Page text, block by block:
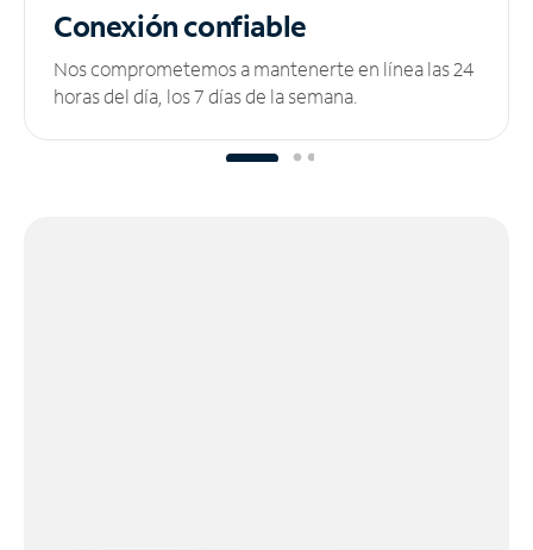
Conexión confiable
Nos comprometemos a mantenerte en línea las 24
horas del día, los 7 días de la semana.